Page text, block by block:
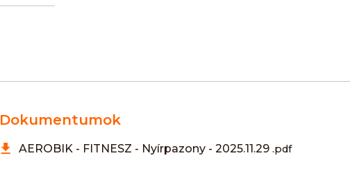
Dokumentumok
AEROBIK - FITNESZ - Nyírpazony - 2025.11.29 .pdf